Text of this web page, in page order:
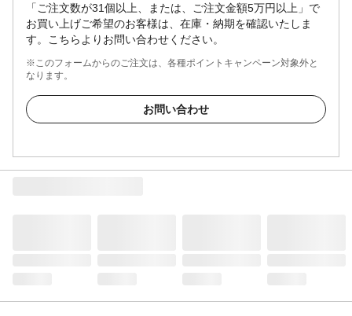
「ご注文数が31個以上、または、ご注文金額5万円以上」で
お買い上げご希望のお客様は、在庫・納期を確認いたしま
す。こちらよりお問い合わせください。
※このフォームからのご注文は、各種ポイントキャンペーン対象外と
なります。
お問い合わせ